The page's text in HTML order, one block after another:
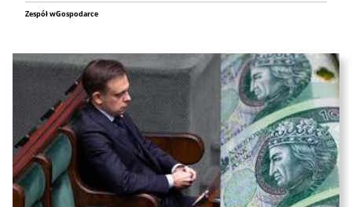
Zespół wGospodarce